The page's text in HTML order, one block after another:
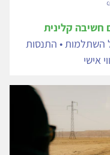
השתלמות • התנסות
אישי